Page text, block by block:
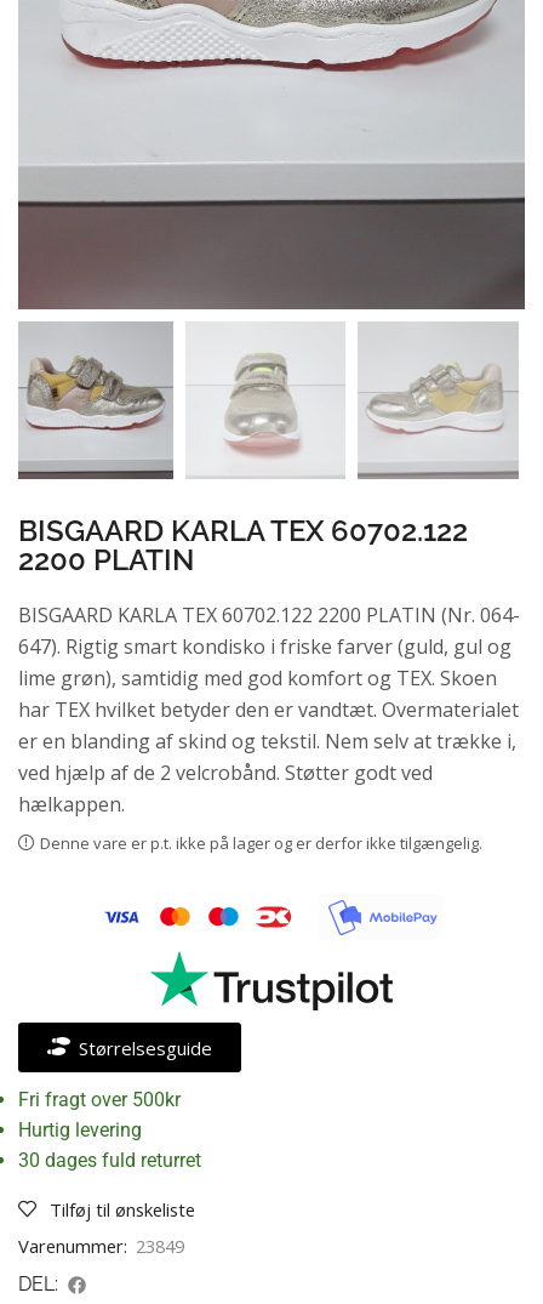
BISGAARD KARLA TEX 60702.122
2200 PLATIN
BISGAARD KARLA TEX 60702.122 2200 PLATIN (Nr. 064-
647). Rigtig smart kondisko i friske farver (guld, gul og
lime grøn), samtidig med god komfort og TEX. Skoen
har TEX hvilket betyder den er vandtæt. Overmaterialet
er en blanding af skind og tekstil. Nem selv at trække i,
ved hjælp af de 2 velcrobånd. Støtter godt ved
hælkappen.
Denne vare er p.t. ikke på lager og er derfor ikke tilgængelig.
Størrelsesguide
Fri fragt over 500kr
Hurtig levering
30 dages fuld returret
Tilføj til ønskeliste
Varenummer: 23849
DEL: